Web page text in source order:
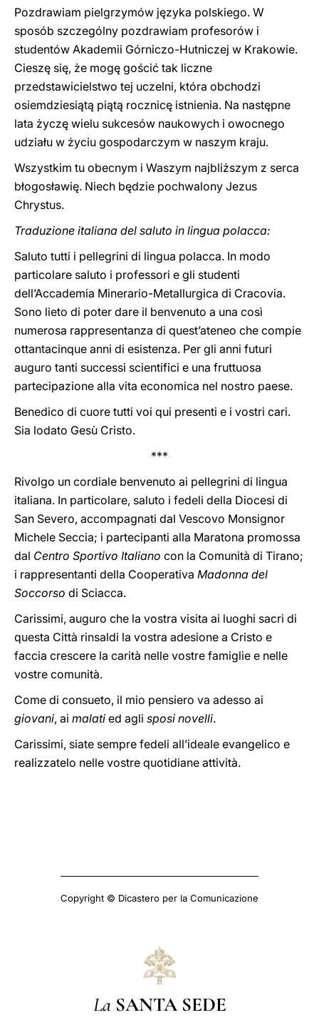
Pozdrawiam pielgrzymów języka polskiego. W
sposób szczególny pozdrawiam profesorów i
studentów Akademii Górniczo-Hutniczej w Krakowie.
Cieszę się, że mogę gościć tak liczne
przedstawicielstwo tej uczelni, która obchodzi
osiemdziesiątą piątą rocznicę istnienia. Na następne
lata życzę wielu sukcesów naukowych i owocnego
udziału w życiu gospodarczym w naszym kraju.
Wszystkim tu obecnym i Waszym najbliższym z serca
błogosławię. Niech będzie pochwalony Jezus
Chrystus.
Traduzione italiana del saluto in lingua polacca:
Saluto tutti i pellegrini di lingua polacca. In modo
particolare saluto i professori e gli studenti
dell’Accademia Minerario-Metallurgica di Cracovia.
Sono lieto di poter dare il benvenuto a una così
numerosa rappresentanza di quest’ateneo che compie
ottantacinque anni di esistenza. Per gli anni futuri
auguro tanti successi scientifici e una fruttuosa
partecipazione alla vita economica nel nostro paese.
Benedico di cuore tutti voi qui presenti e i vostri cari.
Sia lodato Gesù Cristo.
***
Rivolgo un cordiale benvenuto ai pellegrini di lingua
italiana. In particolare, saluto i fedeli della Diocesi di
San Severo, accompagnati dal Vescovo Monsignor
Michele Seccia; i partecipanti alla Maratona promossa
dal Centro Sportivo Italiano con la Comunità di Tirano;
i rappresentanti della Cooperativa Madonna del
Soccorso di Sciacca.
Carissimi, auguro che la vostra visita ai luoghi sacri di
questa Città rinsaldi la vostra adesione a Cristo e
faccia crescere la carità nelle vostre famiglie e nelle
vostre comunità.
Come di consueto, il mio pensiero va adesso ai
giovani, ai malati ed agli sposi novelli.
Carissimi, siate sempre fedeli all’ideale evangelico e
realizzatelo nelle vostre quotidiane attività.
Copyright © Dicastero per la Comunicazione
La SANTA SEDE